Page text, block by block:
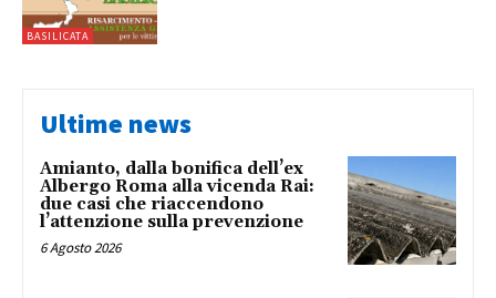
BASILICATA
Ultime news
Amianto, dalla bonifica dell’ex
Albergo Roma alla vicenda Rai:
due casi che riaccendono
l’attenzione sulla prevenzione
6 Agosto 2026